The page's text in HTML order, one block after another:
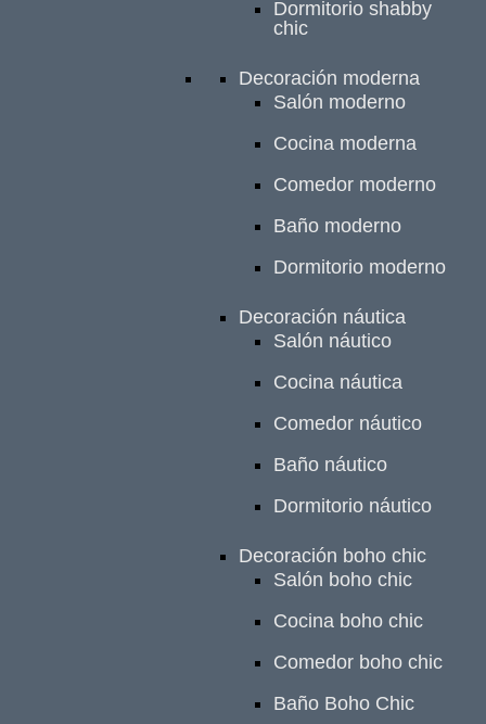
Dormitorio shabby
chic
Decoración moderna
Salón moderno
Cocina moderna
Comedor moderno
Baño moderno
Dormitorio moderno
Decoración náutica
Salón náutico
Cocina náutica
Comedor náutico
Baño náutico
Dormitorio náutico
Decoración boho chic
Salón boho chic
Cocina boho chic
Comedor boho chic
Baño Boho Chic